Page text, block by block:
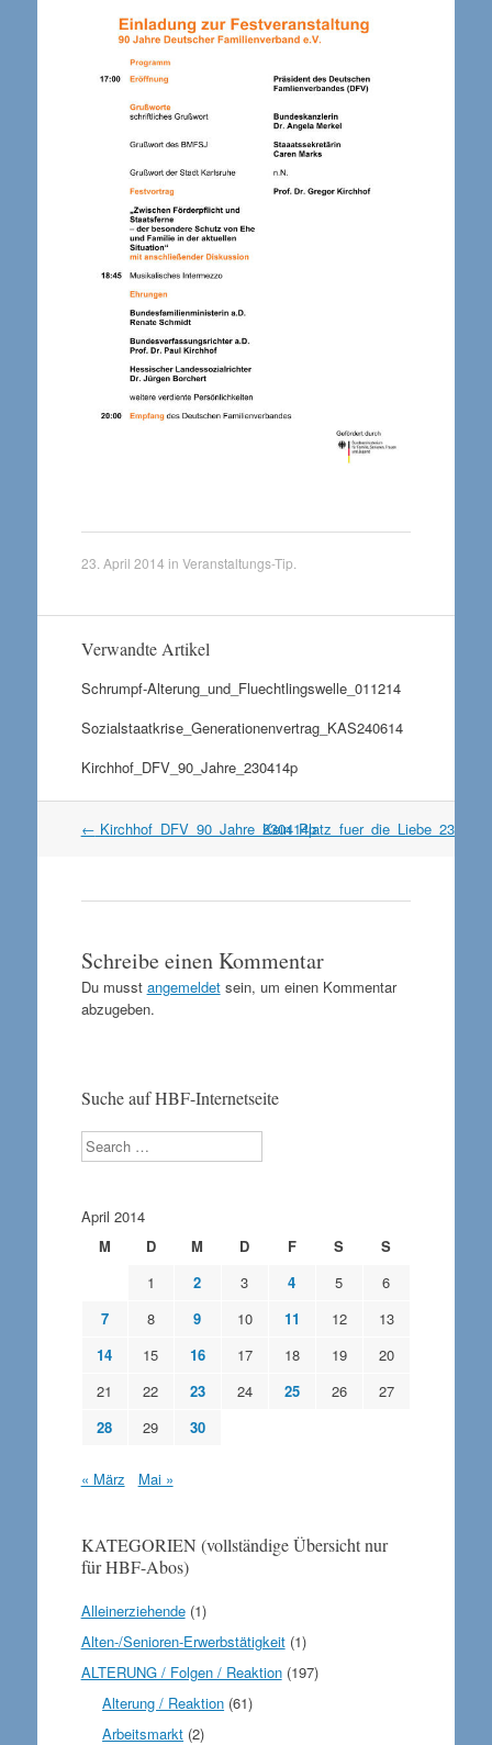
23. April 2014 in Veranstaltungs-Tip
Verwandte Artikel
Schrumpf-Alterung_und_Fluechtlingswelle_011214
Sozialstaatkrise_Generationenvertrag_KAS240614
Kirchhof_DFV_90_Jahre_230414p
Artikel
← Kirchhof_DFV_90_Jahre_230414p
Schreibe einen Kommentar
Du musst angemeldetsein, um einen Kommentar
abzugeben.
Suche auf HBF-Internetseite
Search
April 2014
M
D M D F S
S
1
2 3 4 5
6
7
8 9 10 11 12
13
14
15 16 17 18 19
20
21
22 23 24 25 26
27
28
29 30
« März Mai »
KATEGORIEN (vollständige Übersicht nur
für HBF-Abos)
Alleinerziehende(1)
Alten-/Senioren-Erwerbstätigkeit(1)
ALTERUNG / Folgen / Reaktion(197)
Alterung / Reaktion (61)
Arbeitsmarkt (2)